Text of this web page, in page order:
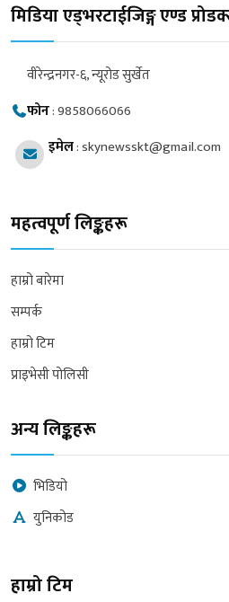
मिडिया एड्भरटाईजिङ्ग एण्ड
वीरेन्द्रनगर-६, न्यूरोड सुर्खेत
फोन:9858066066
इमेल:skynewsskt@gmail.com
महत्वपूर्ण लिङ्कहरू
हाम्रो बारेमा
सम्पर्क
हाम्रो टिम
प्राइभेसी पोलिसी
अन्य लिङ्कहरू
भिडियो
युनिकोड
हाम्रो टिम